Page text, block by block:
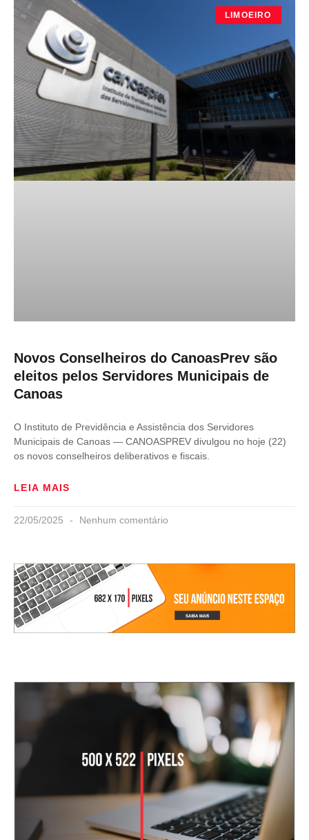
LIMOEIRO
Novos Conselheiros do CanoasPrev são
eleitos pelos Servidores Municipais de
Canoas
O Instituto de Previdência e Assistência dos Servidores
Municipais de Canoas — CANOASPREV divulgou no hoje (22)
os novos conselheiros deliberativos e fiscais.
LEIA MAIS
22/05/2025 Nenhum comentário